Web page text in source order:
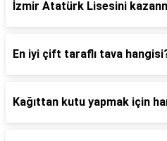
İzmir Atatürk Lisesini
En iyi çift taraflı tava
Kağıttan kutu yapmak için